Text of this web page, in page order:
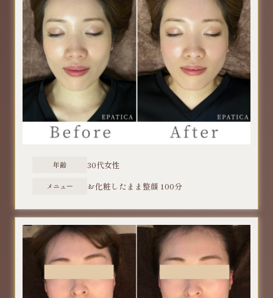
年齢 30代女性
メニュー ​お化粧したまま整顔 100分